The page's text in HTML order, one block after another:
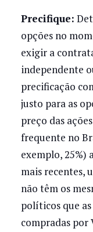
Precifique:
opções no
exigir a
independente
precificação
justo para as
preço das
frequente no
exemplo, 25%)
mais recentes,
não têm os
políticos que
compradas por